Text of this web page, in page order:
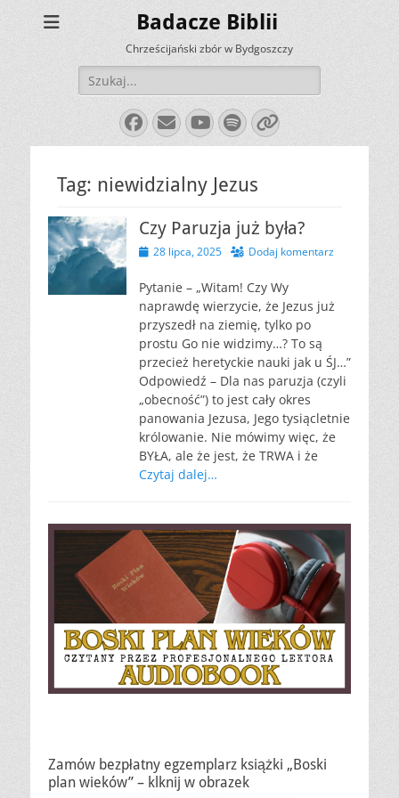
Badacze Biblii
Chrześcijański zbór w Bydgoszczy
Szukaj:
Facebook
E-
mail
YouTube
Spotify
Link
Tag: niewidzialny Jezus
Czy Paruzja już była?
Opublikowano
28 lipca, 2025 Dodaj komentarz
Pytanie – „Witam! Czy Wy
naprawdę wierzycie, że Jezus już
przyszedł na ziemię, tylko po
prostu Go nie widzimy…? To są
przecież heretyckie nauki jak u ŚJ…”
Odpowiedź – Dla nas paruzja (czyli
„obecność”) to jest cały okres
panowania Jezusa, Jego tysiącletnie
królowanie. Nie mówimy więc, że
BYŁA, ale że jest, że TRWA i że
Czytaj dalej…
Zamów bezpłatny egzemplarz książki „Boski
plan wieków” – klknij w obrazek